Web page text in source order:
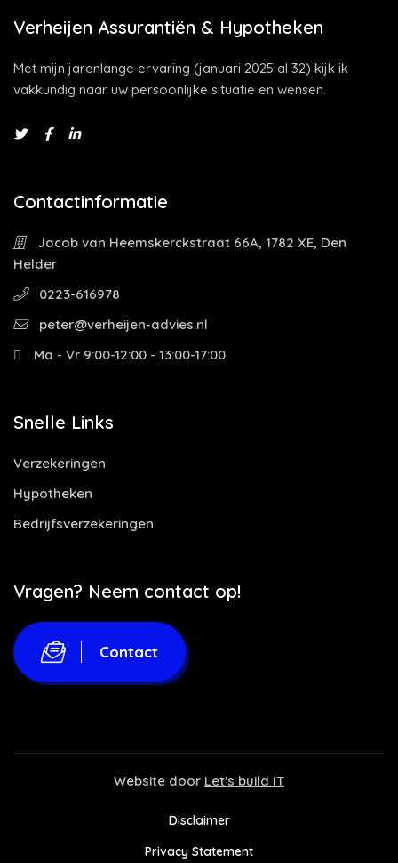
Verheijen Assurantiën & Hypotheken
Met mijn jarenlange ervaring (januari 2025 al 32) kijk ik
vakkundig naar uw persoonlijke situatie en wensen.
Contactinformatie
Jacob van Heemskerckstraat 66A, 1782 XE, Den
Helder
0223-616978
peter@verheijen-advies.nl
Ma - Vr 9:00-12:00 - 13:00-17:00
Snelle Links
Verzekeringen
Hypotheken
Bedrijfsverzekeringen
Vragen? Neem contact op!
Contact
Website door Let's build IT
Disclaimer
Privacy Statement